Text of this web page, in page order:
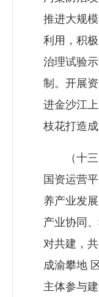
推进大规
利用，积
治理试验
制。开展
进金沙江
枝花打造
（十三）
国资运营
养产业发
产业协同
对共建，
成渝攀地
主体参与